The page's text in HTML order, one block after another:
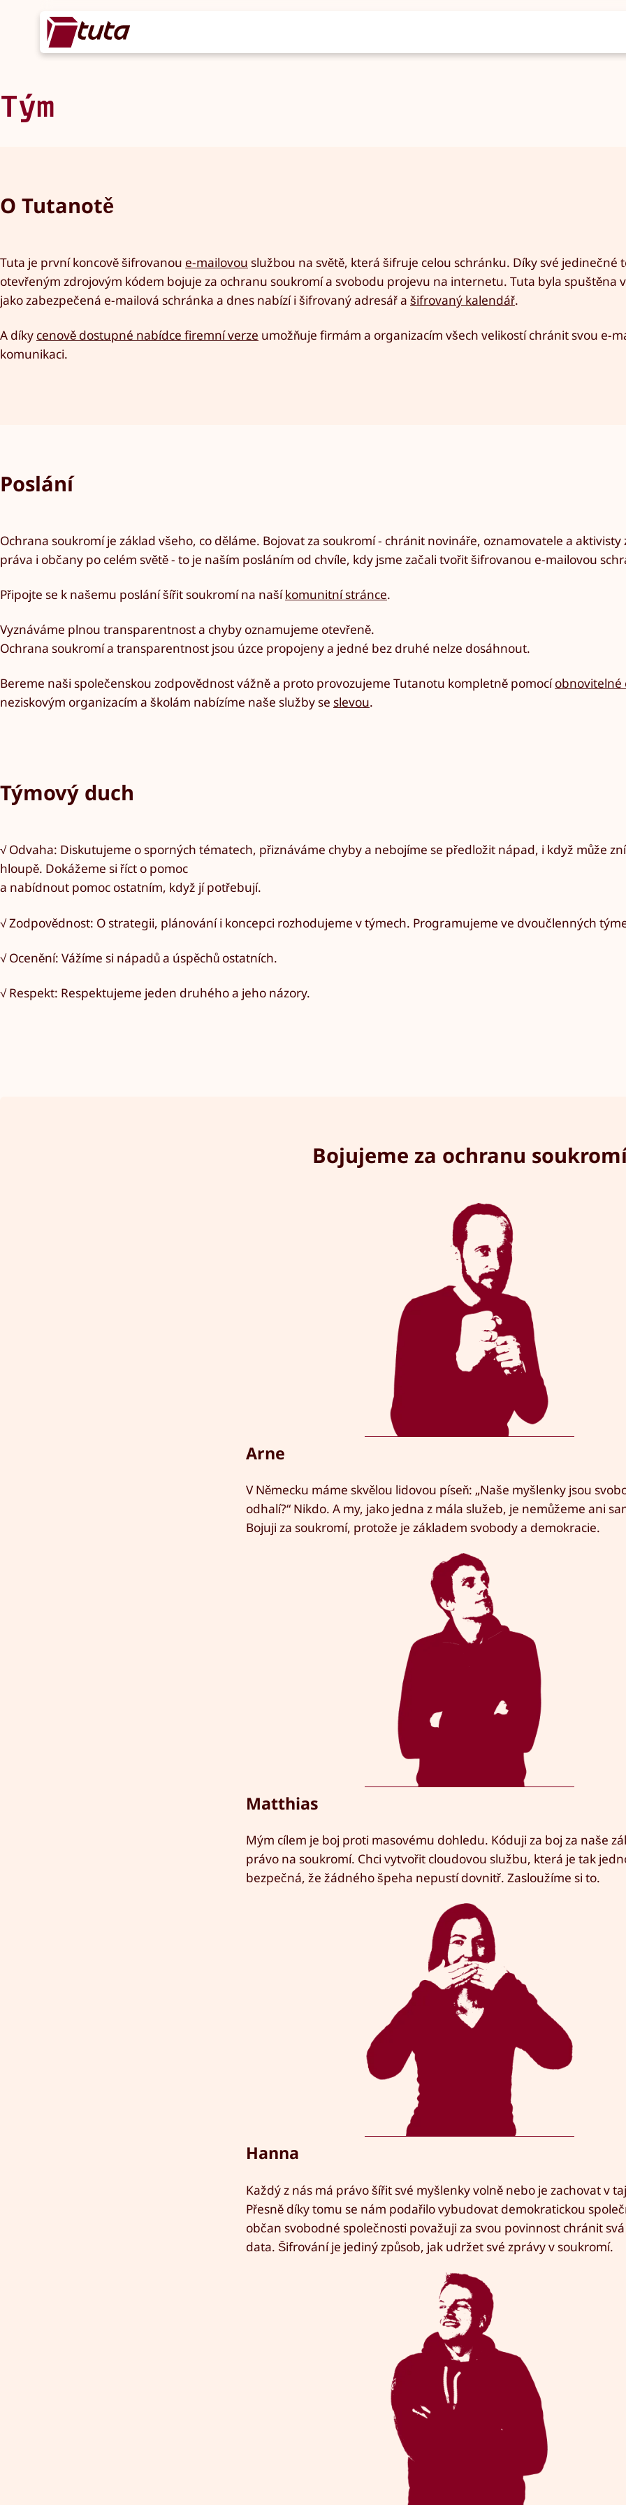
Tým
O Tutanotě
Tuta je první koncově šifrovanou e-mailovou službou na světě, která šifruje celou schránku. Díky své jedinečné
otevřeným zdrojovým kódem bojuje za ochranu soukromí a svobodu projevu na internetu. Tuta byla spuštěna
jako zabezpečená e-mailová schránka a dnes nabízí i šifrovaný adresář a šifrovaný kalendář.
A díky cenově dostupné nabídce firemní verze umožňuje firmám a organizacím všech velikostí chránit svou e-
komunikaci.
Poslání
Ochrana soukromí je základ všeho, co děláme. Bojovat za soukromí - chránit novináře, oznamovatele a aktivisty
práva i občany po celém světě - to je naším posláním od chvíle, kdy jsme začali tvořit šifrovanou e-mailovou
Připojte se k našemu poslání šířit soukromí na našíkomunitní stránce.
Vyznáváme plnou transparentnost a chyby oznamujeme otevřeně.
Ochrana soukromí a transparentnost jsou úzce propojeny a jedné bez druhé nelze dosáhnout.
Bereme naši společenskou zodpovědnost vážně a proto provozujeme Tutanotu kompletně pomocíobnovitelné
neziskovým organizacím a školám nabízíme naše služby se slevou.
Týmový duch
√ Odvaha: Diskutujeme o sporných tématech, přiznáváme chyby a nebojíme se předložit nápad, i když může
hloupě. Dokážeme si říct o pomoc
a nabídnout pomoc ostatním, když jí potřebují.
√ Zodpovědnost: O strategii, plánování i koncepci rozhodujeme v týmech. Programujeme ve dvoučlenných
√ Ocenění: Vážíme si nápadů a úspěchů ostatních.
√ Respekt: Respektujeme jeden druhého a jeho názory.
Bojujeme za ochranu
Arne
V Německu máme skvělou lidovou píseň: „Naše myšlenky jsou
odhalí?“ Nikdo. A my, jako jedna z mála služeb, je nemůžeme ani
Bojuji za soukromí, protože je základem svobody a demokracie.
Matthias
Mým cílem je boj proti masovému dohledu. Kóduji za boj za naše
právo na soukromí. Chci vytvořit cloudovou službu, která je tak
bezpečná, že žádného špeha nepustí dovnitř. Zasloužíme si to.
Hanna
Každý z nás má právo šířit své myšlenky volně nebo je zachovat v
Přesně díky tomu se nám podařilo vybudovat demokratickou
občan svobodné společnosti považuji za svou povinnost chránit
data. Šifrování je jediný způsob, jak udržet své zprávy v soukromí.